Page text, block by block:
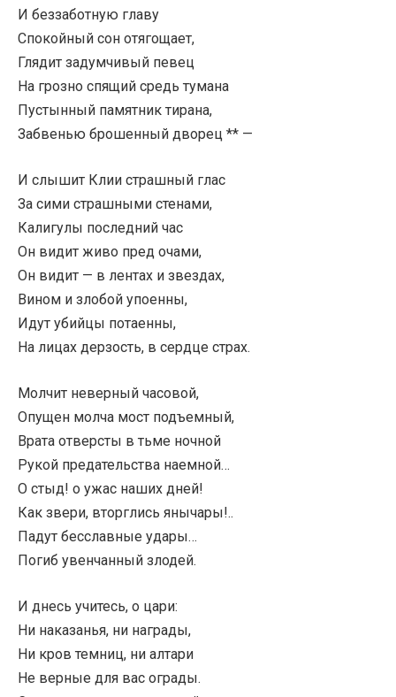
И беззаботную главу
Спокойный сон отягощает,
Глядит задумчивый певец
На грозно спящий средь тумана
Пустынный памятник тирана,
Забвенью брошенный дворец ** —
И слышит Клии страшный глас
За сими страшными стенами,
Калигулы последний час
Он видит живо пред очами,
Он видит — в лентах и звездах,
Вином и злобой упоенны,
Идут убийцы потаенны,
На лицах дерзость, в сердце страх.
Молчит неверный часовой,
Опущен молча мост подъемный,
Врата отверсты в тьме ночной
Рукой предательства наемной…
О стыд! о ужас наших дней!
Как звери, вторглись янычары!..
Падут бесславные удары…
Погиб увенчанный злодей.
И днесь учитесь, о цари:
Ни наказанья, ни награды,
Ни кров темниц, ни алтари
Не верные для вас ограды.